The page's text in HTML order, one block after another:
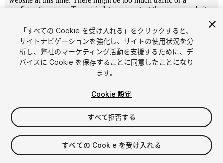
1/ 12
$4.99
消費税は決済時に計算されます
「すべての Cookie を受け入れる」をクリックすると、
サイトナビゲーションを強化し、サイトの使用状況を分
析し、弊社のマーケティング活動を支援するために、デ
バイスに Cookie を保存することに同意したことになり
ます。
Cookie 設定
すべて拒否する
すべての Cookie を受け入れる